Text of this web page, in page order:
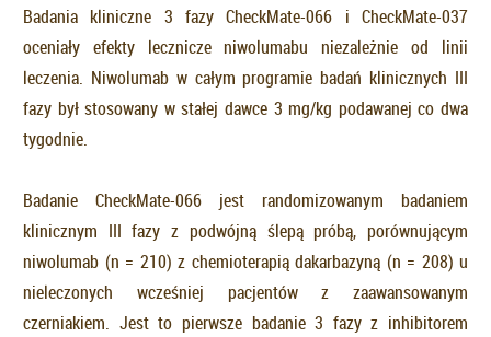
Badania kliniczne 3 fazy CheckMate-066 i CheckMate-037
oceniały efekty lecznicze niwolumabu niezależnie od linii
leczenia. Niwolumab w całym programie badań klinicznych III
fazy był stosowany w stałej dawce 3 mg/kg podawanej co dwa
tygodnie.
Badanie CheckMate-066 jest randomizowanym badaniem
klinicznym III fazy z podwójną ślepą próbą, porównującym
niwolumab (n = 210) z chemioterapią dakarbazyną (n = 208) u
nieleczonych wcześniej pacjentów z zaawansowanym
czerniakiem. Jest to pierwsze badanie 3 fazy z inhibitorem